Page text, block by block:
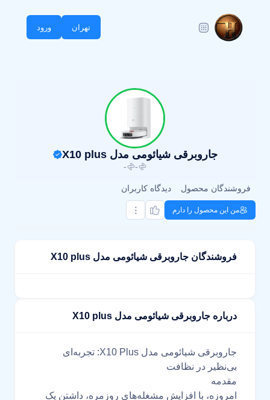
تهران ورود
جاروبرقی شیائومی مدل X10 plus
-
-
فروشندگان محصول دیدگاه کاربران
من این محصول را دارم
فروشندگان جاروبرقی شیائومی مدل X10 plus
درباره جاروبرقی شیائومی مدل X10 plus
جاروبرقی شیائومی مدل X10 Plus: تجربه‌ای
بی‌نظیر در نظافت
مقدمه
امروزه، با افزایش مشغله‌های روزمره، داشتن یک